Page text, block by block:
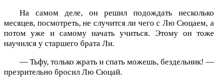
На самом деле, он решил подождать несколько
месяцев, посмотреть, не случится ли чего с Лю Сюцаем, а
потом уже и самому начать учиться. Этому он тоже
научился у старшего брата Ли.
— Тьфу, только жрать и спать можешь, бездельник! —
презрительно бросил Лю Сюцай.